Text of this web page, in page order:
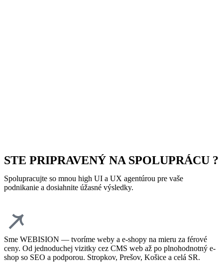
STE PRIPRAVENÝ NA SPOLUPRÁCU ?
Spolupracujte so mnou high UI a UX agentúrou pre vaše
podnikanie a dosiahnite úžasné výsledky.
Sme WEBISION — tvoríme weby a e-shopy na mieru za férové
ceny. Od jednoduchej vizitky cez CMS web až po plnohodnotný e-
shop so SEO a podporou. Stropkov, Prešov, Košice a celá SR.